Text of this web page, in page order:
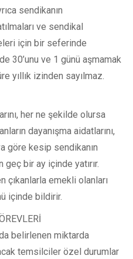
sendikanın
ve sendikal
için bir seferinde
30’unu ve 1 günü aşmamak
yıllık izinden sayılmaz.
her ne şekilde olursa
dayanışma aidatlarını,
göre kesip sendikanın
bir ay içinde yatırır.
çıkanlarla emekli olanları
içinde bildirir.
belirlenen miktarda
temsilciler özel durumlar